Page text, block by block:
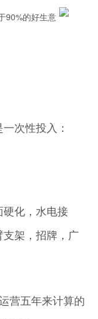
90%的好生意
次性投入：
化，水电接
架，招牌，广
营五年来计算的